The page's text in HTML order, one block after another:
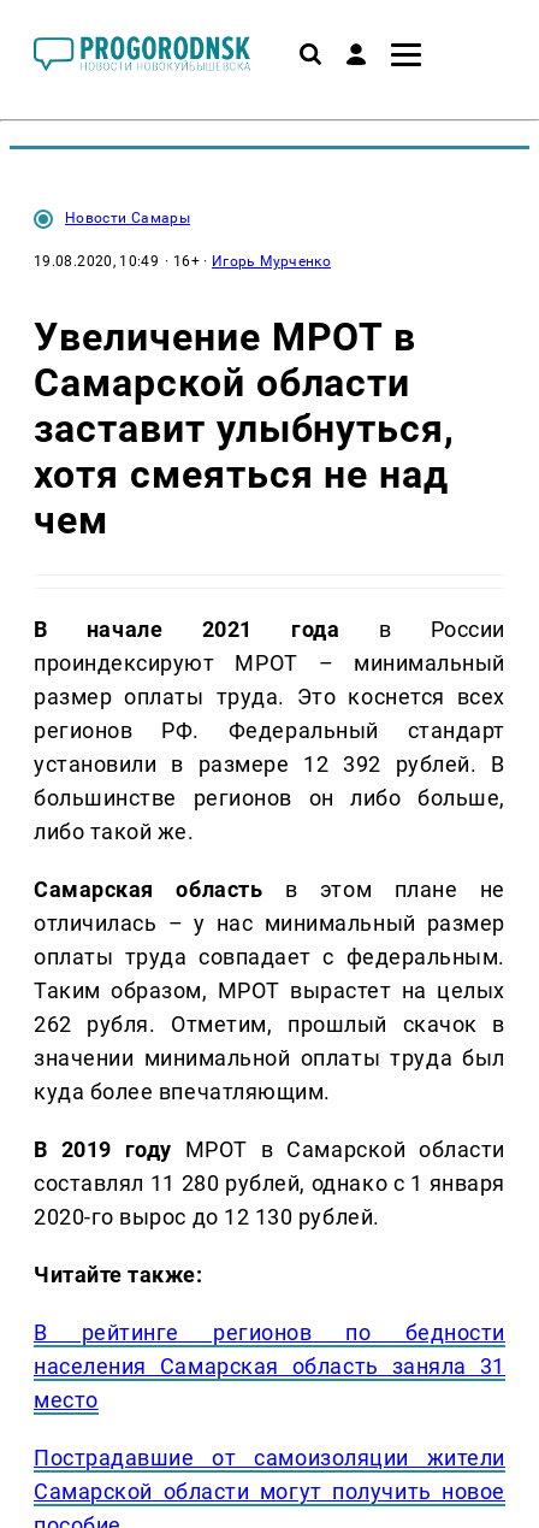
Новости Самары
19.08.2020, 10:49 · 16+ · Игорь Мурченко
Увеличение МРОТ в
Самарской области
заставит улыбнуться,
хотя смеяться не над
чем
В начале 2021 года в России
проиндексируют МРОТ – минимальный
размер оплаты труда. Это коснется всех
регионов РФ. Федеральный стандарт
установили в размере 12 392 рублей. В
большинстве регионов он либо больше,
либо такой же.
Самарская область в этом плане не
отличилась – у нас минимальный размер
оплаты труда совпадает с федеральным.
Таким образом, МРОТ вырастет на целых
262 рубля. Отметим, прошлый скачок в
значении минимальной оплаты труда был
куда более впечатляющим.
В 2019 году МРОТ в Самарской области
составлял 11 280 рублей, однако с 1 января
2020-го вырос до 12 130 рублей.
Читайте также:
В рейтинге регионов по бедности
населения Самарская область заняла 31
место
Пострадавшие от самоизоляции жители
Самарской области могут получить новое